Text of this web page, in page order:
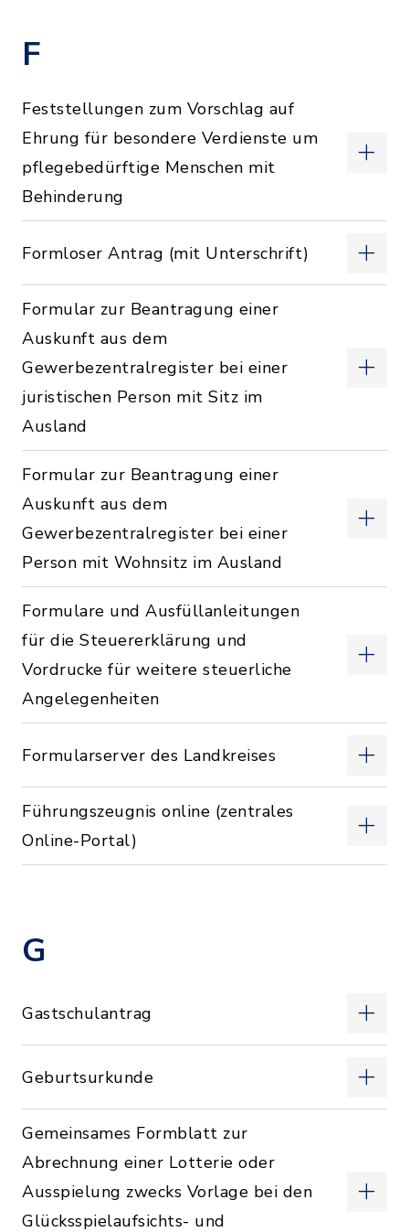
F
Feststellungen zum Vorschlag auf
Ehrung für besondere Verdienste um
pflegebedürftige Menschen mit
Behinderung
Formloser Antrag (mit Unterschrift)
Formular zur Beantragung einer
Auskunft aus dem
Gewerbezentralregister bei einer
juristischen Person mit Sitz im
Ausland
Formular zur Beantragung einer
Auskunft aus dem
Gewerbezentralregister bei einer
Person mit Wohnsitz im Ausland
Formulare und Ausfüllanleitungen
für die Steuererklärung und
Vordrucke für weitere steuerliche
Angelegenheiten
Formularserver des Landkreises
Führungszeugnis online (zentrales
Online-Portal)
G
Gastschulantrag
Geburtsurkunde
Gemeinsames Formblatt zur
Abrechnung einer Lotterie oder
Ausspielung zwecks Vorlage bei den
Glücksspielaufsichts- und